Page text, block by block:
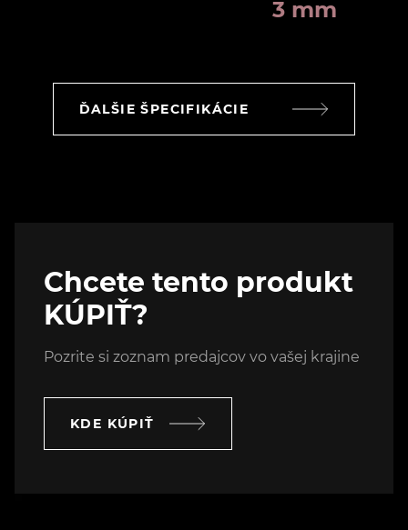
3 mm
ĎALŠIE ŠPECIFIKÁCIE
Chcete tento produkt
KÚPIŤ?
Pozrite si zoznam predajcov vo vašej krajine
KDE KÚPIŤ